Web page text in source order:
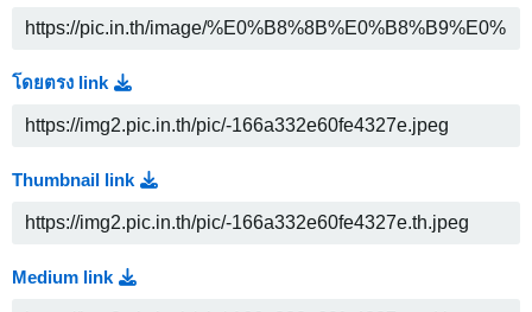
โดยตรง link
Thumbnail link
Medium link